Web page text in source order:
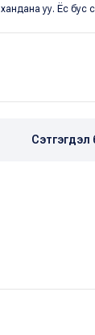
уу. Ёс бус
Сэтгэгдэл